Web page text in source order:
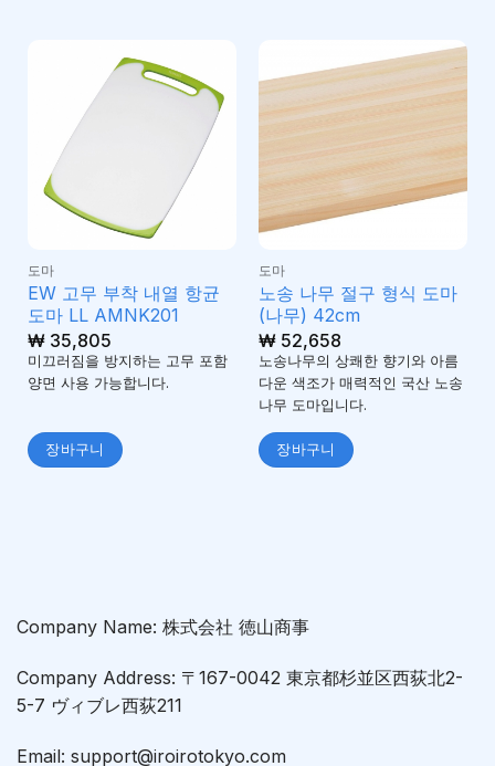
도마
EW 고무 부착 내열 항균
도마 LL AMNK201
₩35,805
미끄러짐을 방지하는 고무 포함
양면 사용 가능합니다.
장바구니
도마
노송 나무 절구 형식 도마
(나무) 42cm
₩52,658
노송나무의 상쾌한 향기와 아름
다운 색조가 매력적인 국산 노송
나무 도마입니다.
장바구니
Company Name: 株式会社 徳山商事
Company Address: 〒167-0042 東京都杉並区西荻北2-
5-7 ヴィブレ西荻211
Email: support@iroirotokyo.com